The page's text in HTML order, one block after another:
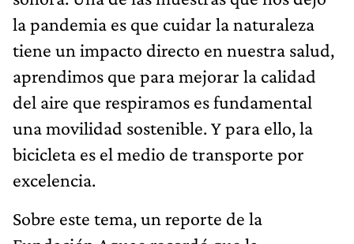
la pandemia es que cuidar la naturaleza
tiene un impacto directo en nuestra salud,
aprendimos que para mejorar la calidad
del aire que respiramos es fundamental
una movilidad sostenible. Y para ello, la
bicicleta es el medio de transporte por
excelencia.
Sobre este tema, un reporte de la